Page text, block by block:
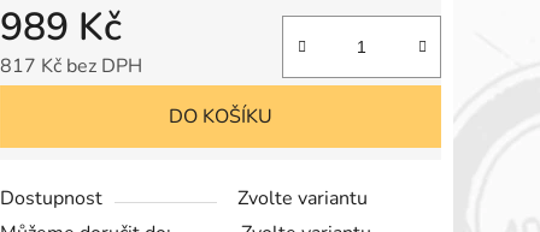
989 Kč
817 Kč bez DPH
DO KOŠÍKU
Dostupnost
Zvolte variantu